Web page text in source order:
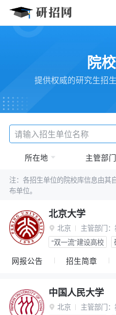
院
提供权威的研究生招
所在地 主管部
注：各招生单位的院校库信息由其
布单位。
北京大学
 北京 主管部门：
“双一流”建设高校
网报公告 招生简章
中国人民大学
 北京 主管部门：